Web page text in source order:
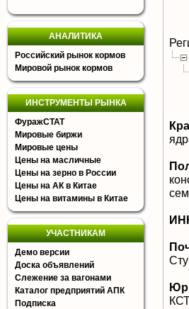
АНАЛИТИКА
Российский рынок кормов
Мировой рынок кормов
ИНСТРУМЕНТЫ РЫНКА
ФуражСТАТ
Мировые биржи
Мировые цены
Цены на масличные
Цены на зерно в России
Цены на АК в Китае
Цены на витамины в Китае
УЧАСТНИКАМ
Демо версии
Доска объявлений
Слежение за вагонами
Каталог предприятий АПК
Подписка